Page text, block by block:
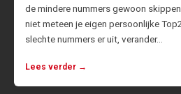
de mindere nummers gewoon
niet meteen je eigen persoonlijke
slechte nummers er uit, verander…
Lees verder →